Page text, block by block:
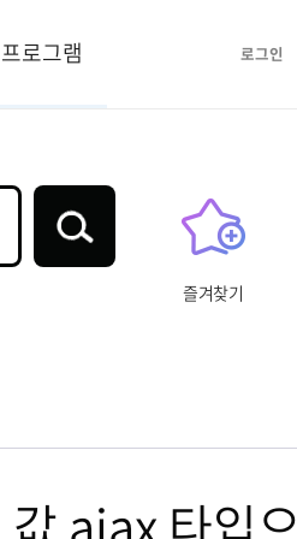
프로그램 로그인
즐겨찾기